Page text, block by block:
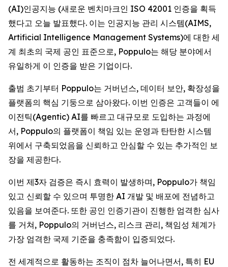
(AI)인공지능 (새로운 벤치마크인 ISO 42001 인증을 획득
했다고 오늘 발표했다. 이는 인공지능 관리 시스템(AIMS,
Artificial Intelligence Management Systems)에 대한 세
계 최초의 국제 공인 표준으로, Poppulo는 해당 분야에서
유일하게 이 인증을 받은 기업이다.
출범 초기부터 Poppulo는 거버넌스, 데이터 보안, 확장성을
플랫폼의 핵심 기둥으로 삼아왔다. 이번 인증은 고객들이 에
이전틱(Agentic) AI를 빠르고 대규모로 도입하는 과정에
서, Poppulo의 플랫폼이 책임 있는 운영과 탄탄한 시스템
위에서 구축되었음을 신뢰하고 안심할 수 있는 추가적인 보
장을 제공한다.
이번 제3자 검증은 즉시 효력이 발생하며, Poppulo가 책임
있고 신뢰할 수 있으며 투명한 AI 개발 및 배포에 전념하고
있음을 보여준다. 또한 공인 인증기관이 진행한 엄격한 심사
를 거쳐, Poppulo의 거버넌스, 리스크 관리, 책임성 체계가
가장 엄격한 국제 기준을 충족함이 입증되었다.
전 세계적으로 활동하는 조직이 점차 늘어나면서, 특히 EU